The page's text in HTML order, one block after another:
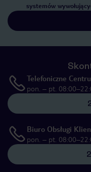
systemów
Telefoniczne
pon. – pt.
Biuro Obsługi
pon. – pt.